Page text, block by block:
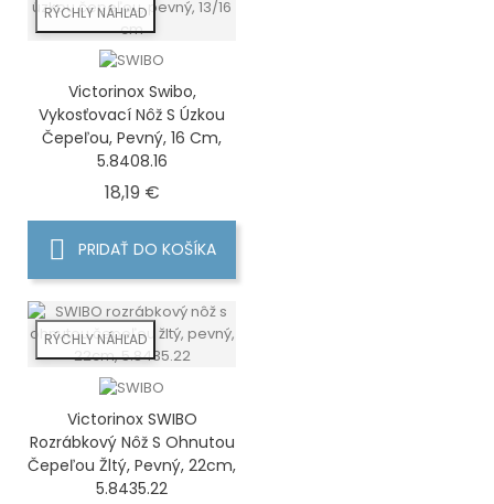
RÝCHLY NÁHĽAD
Victorinox Swibo,
Vykosťovací Nôž S Úzkou
Čepeľou, Pevný, 16 Cm,
5.8408.16
18,19 €Cena
PRIDAŤ DO KOŠÍKA
RÝCHLY NÁHĽAD
Victorinox SWIBO
Rozrábkový Nôž S Ohnutou
Čepeľou Žltý, Pevný, 22cm,
5.8435.22